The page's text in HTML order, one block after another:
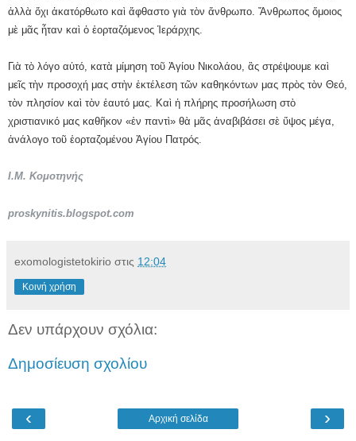
ἀλλὰ ὄχι ἀκατόρθωτο καὶ ἄφθαστο γιὰ τὸν ἄνθρωπο. Ἄνθρωπος ὅμοιος
μὲ μᾶς ἦταν καὶ ὁ ἑορταζόμενος Ἱεράρχης.
Γιὰ τὸ λόγο αὐτό, κατὰ μίμηση τοῦ Ἁγίου Νικολάου, ἂς στρέψουμε καὶ
μεῖς τὴν προσοχή μας στὴν ἐκτέλεση τῶν καθηκόντων μας πρὸς τὸν Θεό,
τὸν πλησίον καὶ τὸν ἑαυτό μας. Καὶ ἡ πλήρης προσήλωση στὸ
χριστιανικό μας καθῆκον «ἐν παντὶ» θὰ μᾶς ἀναβιβάσει σὲ ὕψος μέγα,
ἀνάλογο τοῦ ἑορταζομένου Ἁγίου Πατρός.
Ι.Μ. Κομοτηνής
proskynitis.blogspot.com
exomologistetokirio στις 12:04
Κοινή χρήση
Δεν υπάρχουν σχόλια:
Δημοσίευση σχολίου
‹ ›
Αρχική σελίδα